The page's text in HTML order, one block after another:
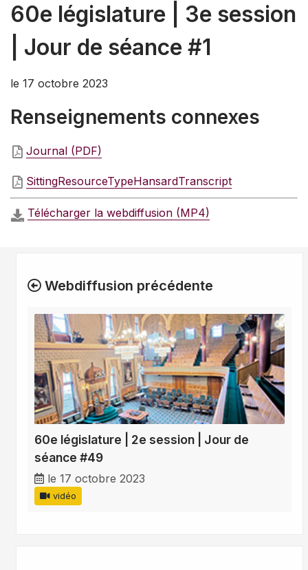
60e législature | 3e session
| Jour de séance #1
le 17 octobre 2023
Renseignements connexes
Journal (PDF)
SittingResourceTypeHansardTranscript
Télécharger la webdiffusion (MP4)
Webdiffusion précédente
60e législature | 2e session | Jour de
séance #49
le 17 octobre 2023
vidéo